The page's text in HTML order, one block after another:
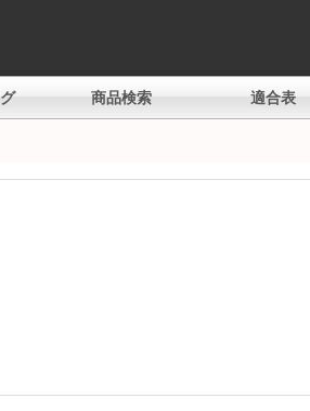
商品検索 適合表